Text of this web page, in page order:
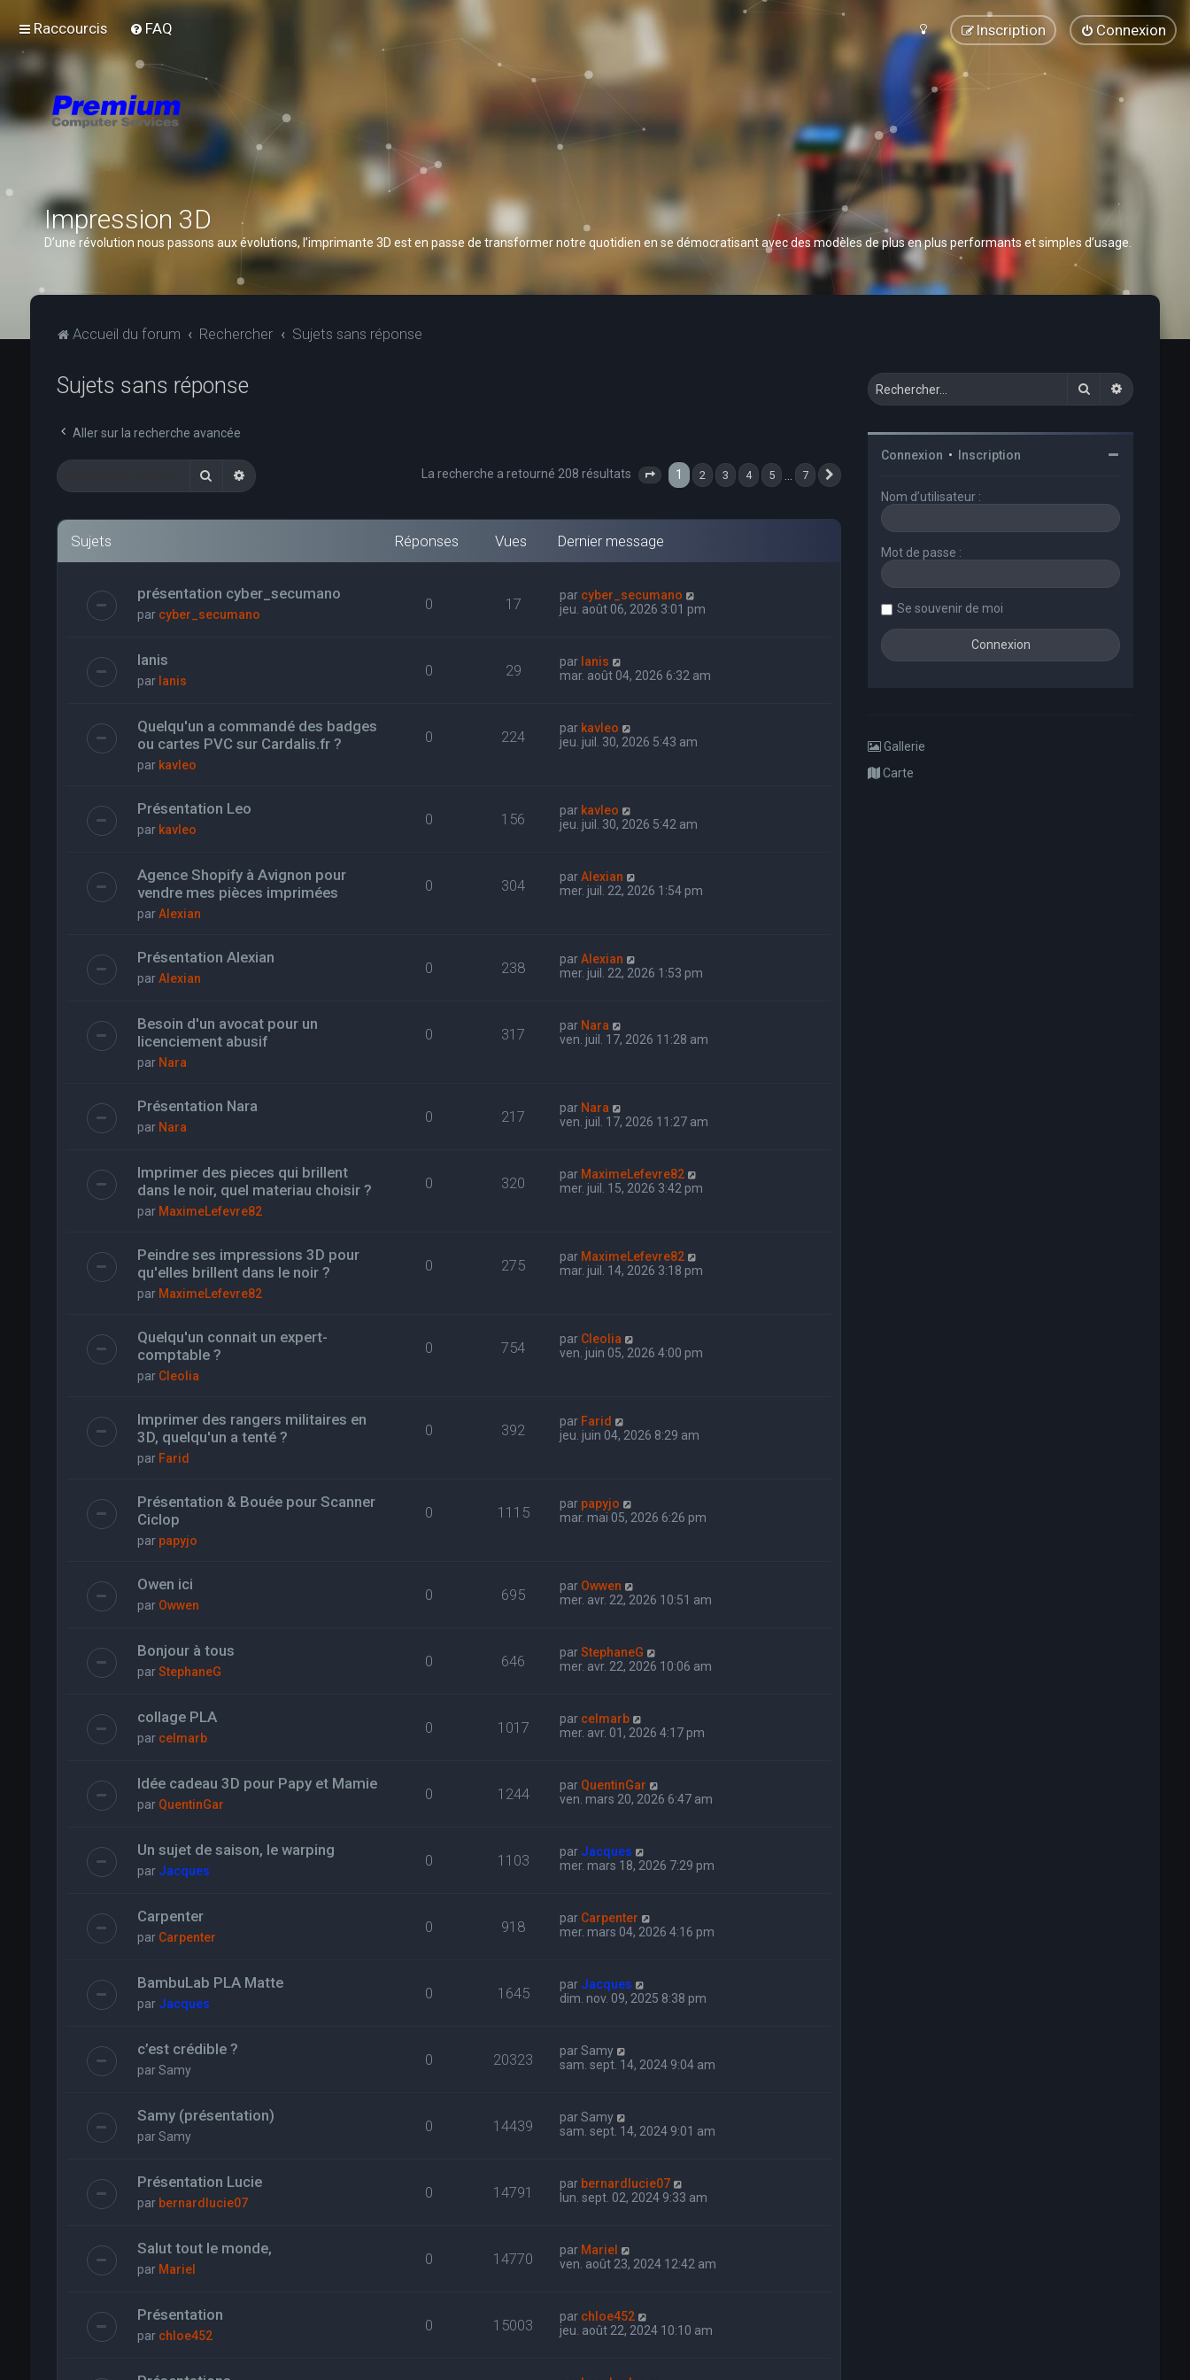
Raccourcis FAQ Connexion
Inscription
Impression 3D
D’une révolution nous passons aux évolutions, l’imprimante 3D est en passe de transformer notre quotidien en se démocratisant avec des modèles de plus en plus performants et simples d’usage.
Accueil du forum Rechercher Sujets sans réponse
Sujets sans réponse
Aller sur la recherche avancée
RechercherRecherche avancée La recherche a retourné 208 résultats Page 1sur 7
1 2 3 4 5 7
Sujets Réponses Vues Dernier message
présentation cyber_secumano
par cyber_secumano
0 17 par cyber_secumano
jeu. août 06, 2026 3:01 pm
Ianis
par Ianis
0 29 par Ianis
mar. août 04, 2026 6:32 am
Quelqu'un a commandé des badges
ou cartes PVC sur Cardalis.fr ?
par kavleo
0 224 par kavleo
jeu. juil. 30, 2026 5:43 am
Présentation Leo
par kavleo
0 156 par kavleo
jeu. juil. 30, 2026 5:42 am
Agence Shopify à Avignon pour
vendre mes pièces imprimées
parAlexian
0 304 parAlexian
mer. juil. 22, 2026 1:54 pm
Présentation Alexian
parAlexian
0 238 parAlexian
mer. juil. 22, 2026 1:53 pm
Besoin d'un avocat pour un
licenciement abusif
par Nara
0 317 par Nara
ven. juil. 17, 2026 11:28 am
Présentation Nara
par Nara
0 217 par Nara
ven. juil. 17, 2026 11:27 am
Imprimer des pieces qui brillent
dans le noir, quel materiau choisir ?
par MaximeLefevre82
0 320 par MaximeLefevre82
mer. juil. 15, 2026 3:42 pm
Peindre ses impressions 3D pour
qu'elles brillent dans le noir ?
par MaximeLefevre82
0 275 par MaximeLefevre82
mar. juil. 14, 2026 3:18 pm
Quelqu'un connait un expert-
comptable ?
par Cleolia
0 754 par Cleolia
ven. juin 05, 2026 4:00 pm
Imprimer des rangers militaires en
3D, quelqu'un a tenté ?
par Farid
0 392 par Farid
jeu. juin 04, 2026 8:29 am
Présentation & Bouée pour Scanner
Ciclop
par papyjo
0 1115 par papyjo
mar. mai 05, 2026 6:26 pm
Owen ici
par Owwen
0 695 par Owwen
mer. avr. 22, 2026 10:51 am
Bonjour à tous
parStephaneG
0 646 parStephaneG
mer. avr. 22, 2026 10:06 am
collage PLA
par celmarb
0 1017 par celmarb
mer. avr. 01, 2026 4:17 pm
Idée cadeau 3D pour Papy et Mamie
par QuentinGar
0 1244 par QuentinGar
ven. mars 20, 2026 6:47 am
Un sujet de saison, le warping
par Jacques
0 1103 par Jacques
mer. mars 18, 2026 7:29 pm
Carpenter
par Carpenter
0 918 par Carpenter
mer. mars 04, 2026 4:16 pm
BambuLab PLA Matte
par Jacques
0 1645 par Jacques
dim. nov. 09, 2025 8:38 pm
c’est crédible ?
parSamy
0 20323 parSamy
sam. sept. 14, 2024 9:04 am
Samy (présentation)
parSamy
0 14439 parSamy
sam. sept. 14, 2024 9:01 am
Présentation Lucie
par bernardlucie07
0 14791 par bernardlucie07
lun. sept. 02, 2024 9:33 am
Salut tout le monde,
par Mariel
0 14770 par Mariel
ven. août 23, 2024 12:42 am
Présentation
par chloe452
0 15003 par chloe452
jeu. août 22, 2024 10:10 am
Rechercher
Connexion • Inscription
Nom d’utilisateur :
Mot de passe :
Se souvenir de moi
Gallerie
Carte